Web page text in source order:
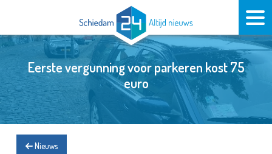
Eerste vergunning voor parkeren kost 75
euro
Nieuws